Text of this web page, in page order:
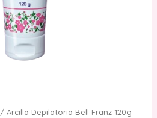
/ Arcilla Depilatoria Bell Franz 120g